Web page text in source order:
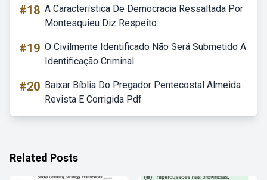
#18 A Característica De Democracia Ressaltada Por
Montesquieu Diz Respeito:
#19 O Civilmente Identificado Não Será Submetido A
Identificação Criminal
#20 Baixar Bíblia Do Pregador Pentecostal Almeida
Revista E Corrigida Pdf
Related Posts